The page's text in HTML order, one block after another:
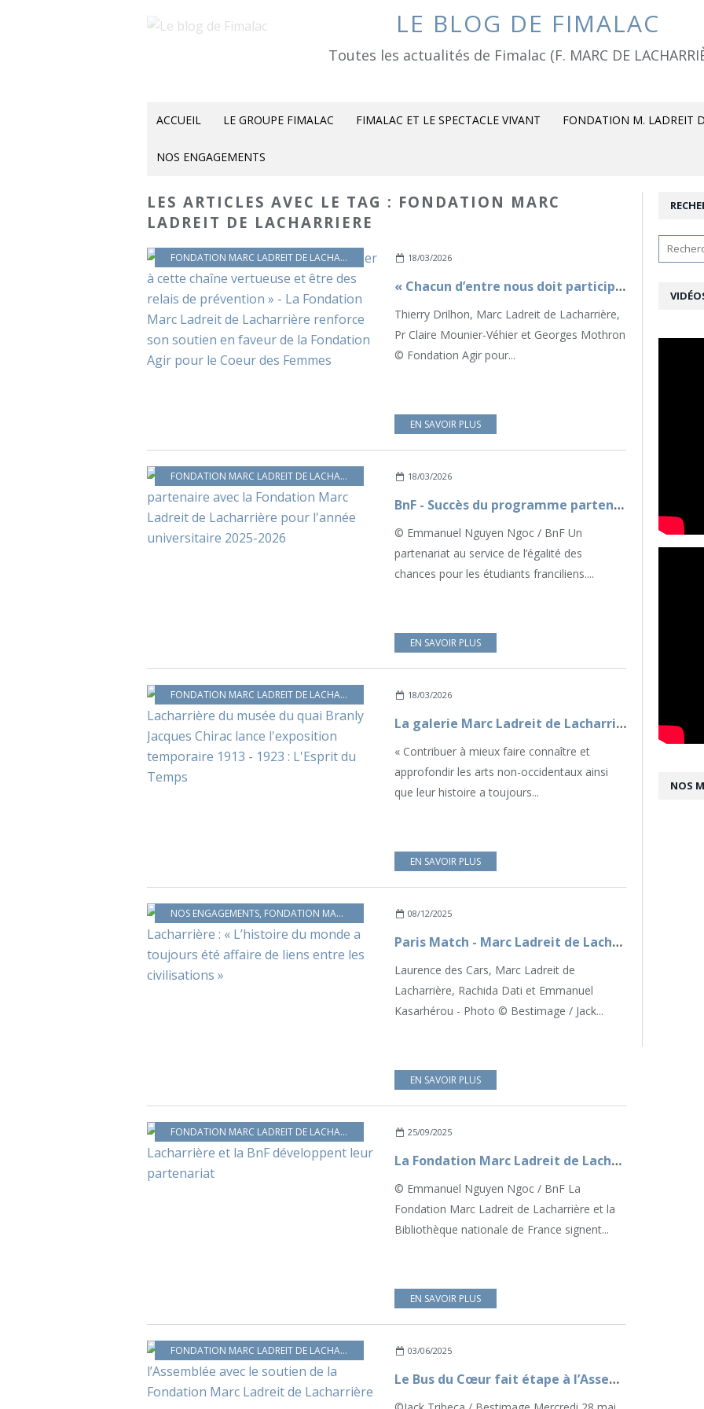
LE BLOG DE FIMALAC
Toutes les actualités de Fimalac (F. MARC DE
ACCUEIL LE GROUPE FIMALAC FIMALAC ET LE SPECTACLE VIVANT FONDATION M. LADREIT
NOS ENGAGEMENTS
LES ARTICLES AVEC LE TAG : FONDATION MARC
LADREIT DE LACHARRIERE
FONDATION MARC LADREIT DE LACHARRIÈRE ,NOS ENGAGEMENTS
18/03/2026
« Chacun d’entre nous doit participer à cette chaîne vertueuse et être des relais de prévention » - La Fondation Marc Ladreit de Lacharrière renforce son soutien en faveur de la Fondation Agir pour le Coeur des Femmes
Thierry Drilhon, Marc Ladreit de Lacharrière,
Pr Claire Mounier-Véhier et Georges Mothron
© Fondation Agir pour...
EN SAVOIR PLUS
FONDATION MARC LADREIT DE LACHARRIÈRE NOS ENGAGEMENTS
18/03/2026
BnF - Succès du programme partenaire avec la Fondation Marc Ladreit de Lacharrière pour l'année universitaire 2025-2026
© Emmanuel Nguyen Ngoc / BnF Un
partenariat au service de l’égalité des
chances pour les étudiants franciliens....
EN SAVOIR PLUS
FONDATION MARC LADREIT DE LACHARRIÈRE NOS ENGAGEMENTS
18/03/2026
La galerie Marc Ladreit de Lacharrière du musée du quai Branly Jacques Chirac lance l'exposition temporaire 1913 - 1923 : L'Esprit du Temps
« Contribuer à mieux faire connaître et
approfondir les arts non-occidentaux ainsi
que leur histoire a toujours...
EN SAVOIR PLUS
NOS ENGAGEMENTS, FONDATION MARC LADREIT DE LACHARRIÈRE 08/12/2025
Paris Match - Marc Ladreit de Lacharrière : « L’histoire du monde a toujours été affaire de liens entre les civilisations »
Laurence des Cars, Marc Ladreit de
Lacharrière, Rachida Dati et Emmanuel
Kasarhérou - Photo © Bestimage / Jack...
EN SAVOIR PLUS
FONDATION MARC LADREIT DE LACHARRIÈRE NOS ENGAGEMENTS
25/09/2025
La Fondation Marc Ladreit de Lacharrière et la BnF développent leur partenariat
© Emmanuel Nguyen Ngoc / BnF La
Fondation Marc Ladreit de Lacharrière et la
Bibliothèque nationale de France signent...
EN SAVOIR PLUS
FONDATION MARC LADREIT DE LACHARRIÈRE 03/06/2025
Le Bus du Cœur fait étape à l’Assemblée avec le soutien de la Fondation Marc Ladreit de Lacharrière
NOS